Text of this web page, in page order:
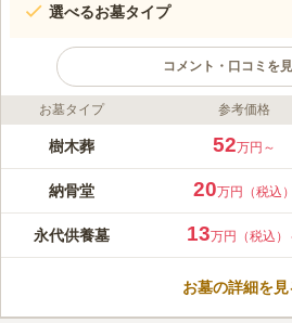
選べるお墓タイプ
コメント・口コミを
ライフドット編集部のコメント
塚口浄苑は、後継ぎがいない方や
浄苑を運営している願生寺は浄土
どなたでもお墓の申し込みをするこ
塚口駅前にスーパーや商店街があ
することができます。 お寺の方がきれいに
お墓タイプ 参考価格
樹木葬 52万円～
納骨堂 20万円（税込）
永代供養墓 13万円（税込）
お墓の詳細を見